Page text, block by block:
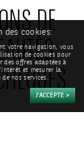
DE
cookies:
votre navigation, vous
de cookies pour
des offres adaptées à
et mesurer la
nos services.